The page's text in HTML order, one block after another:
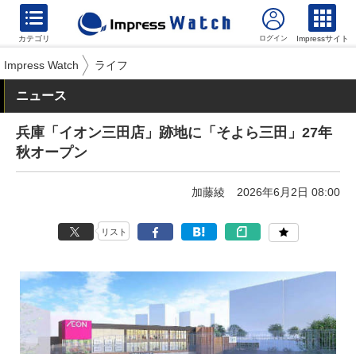
カテゴリ Impressサイト
Impress Watch ライフ
ニュース
兵庫「イオン三田店」跡地に「そよら三田」27年
秋オープン
加藤綾 2026年6月2日 08:00
リスト